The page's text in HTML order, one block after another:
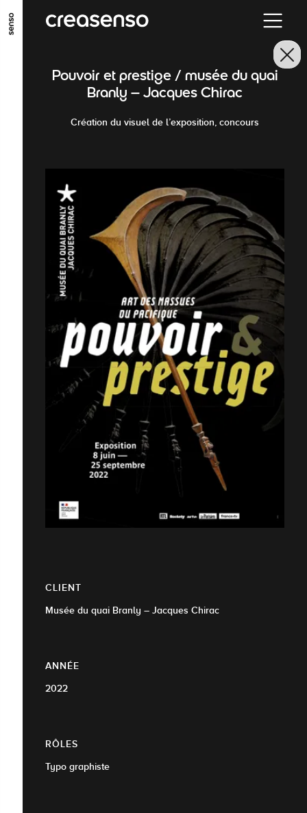
ALLER AU CONTENU PRINCIPAL
ALLER EN BAS DE PAGE
Pouvoir et prestige / musée du quai
Branly – Jacques Chirac
Création du visuel de l’exposition, concours
CLIENT
Musée du quai Branly – Jacques Chirac
ANNÉE
2022
RÔLES
Typo graphiste